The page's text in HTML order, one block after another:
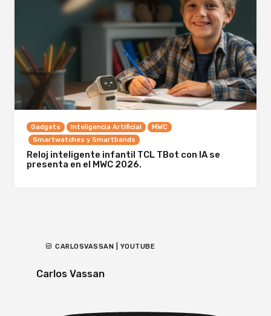
Gadgets Inteligencia Artificial
MWC
Smartwatches y Smartbands
Reloj inteligente infantil TCL TBot con IA se
presenta en el MWC 2026.
CARLOSVASSAN | YOUTUBE
Carlos Vassan